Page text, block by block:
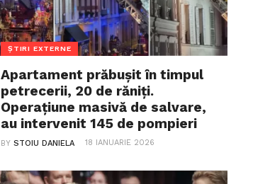
ȘTIRI EXTERNE
Apartament prăbușit în timpul
petrecerii, 20 de răniți.
Operațiune masivă de salvare,
au intervenit 145 de pompieri
BYSTOIU DANIELA 18 IANUARIE 2026